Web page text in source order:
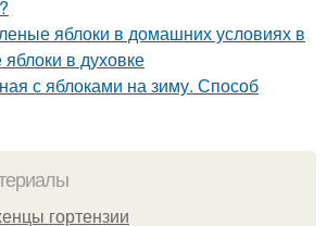
яблоки в домашних условиях в
в духовке
с яблоками на зиму. Способ
гортензии